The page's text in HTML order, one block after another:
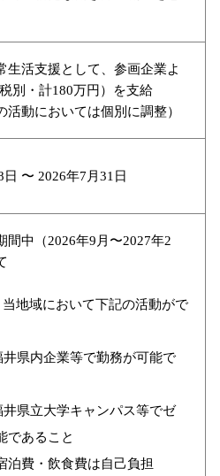
生活支援として、参画企業よ
別・計180万円）を支給
活動においては個別に調整）
日 〜 2026年7月31日
間中（2026年9月〜2027年2
地域において下記の活動がで
井県内企業等で勤務が可能で
井県立大学キャンパス等でゼ
であること
泊費・飲食費は自己負担